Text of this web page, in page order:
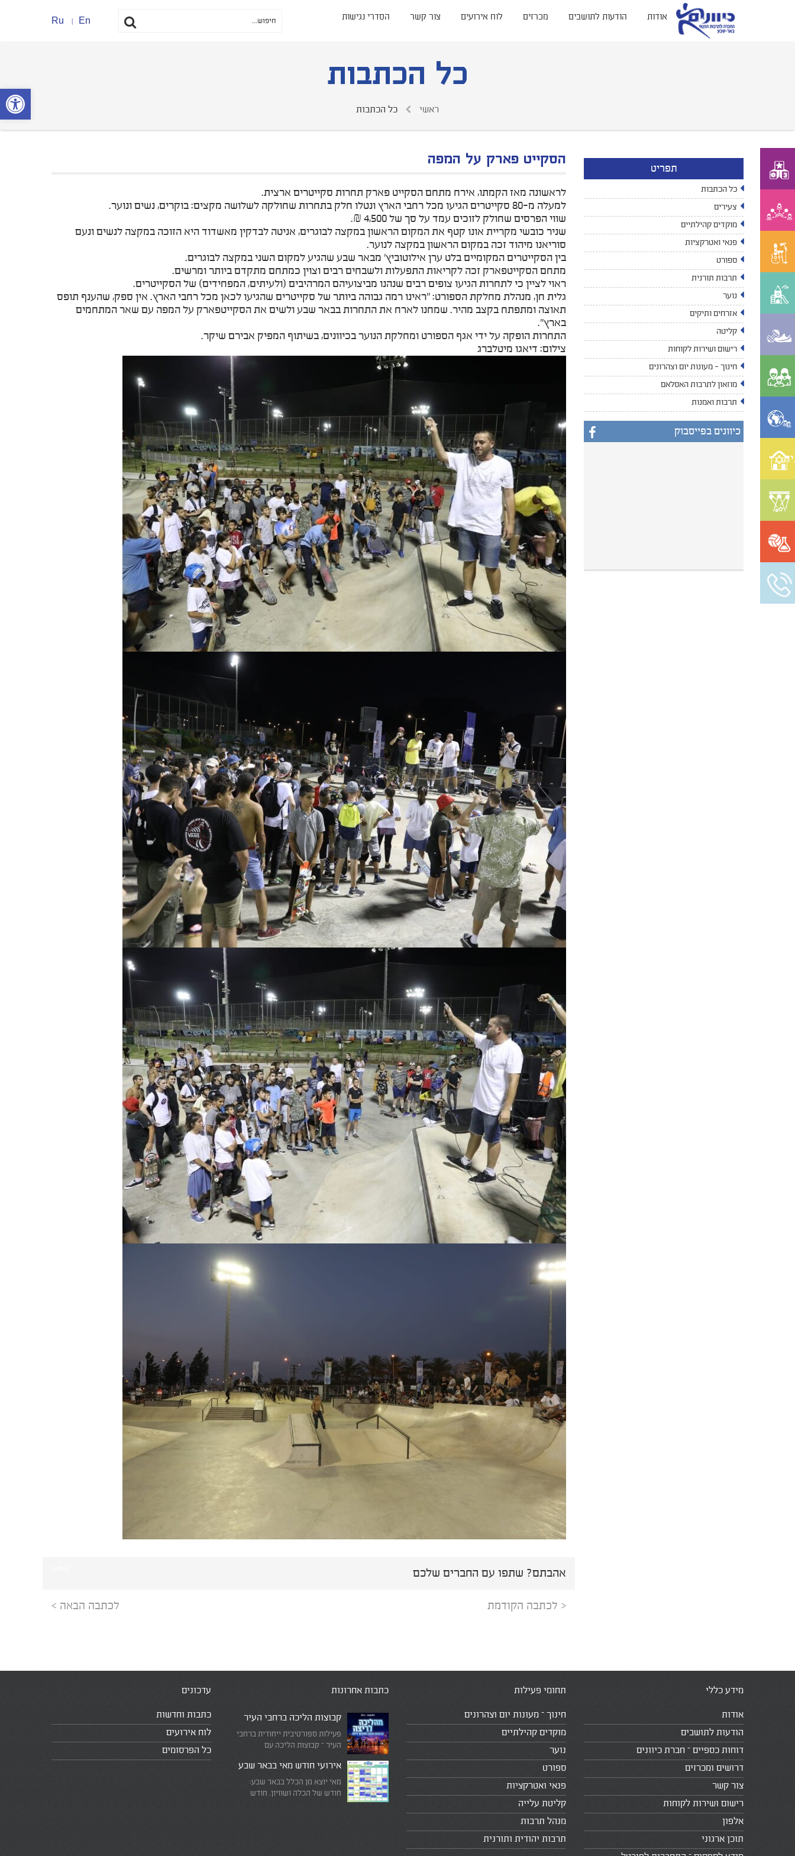
פתח סרגל
אודות הודעות לתושבים מכרזים לוח אירועים צור קשר הסדרי נגישות En
Ru
כל הכתבות
ראשי כל הכתבות
תפריט
כל הכתבות
צעירים
מוקדים קהילתיים
פנאי ואטרקציות
ספורט
תרבות תורנית
נוער
אזרחים ותיקים
קליטה
רישום ושירות לקוחות
חינוך - מעונות יום וצהרונים
מוזאון לתרבות האסלאם
תרבות ואמנות
כיוונים בפייסבוק
הסקייט פארק על המפה
לראשונה מאז הקמתו, אירח מתחם הסקייט פארק תחרות סקייטרים ארצית.
למעלה מ-80 סקייטרים הגיעו מכל רחבי הארץ ונטלו חלק בתחרות שחולקה לשלושה מקצים: בוקרים, נשים ונוער.
שווי הפרסים שחולק לזוכים עמד על סך של 4,500 ₪.
שניר כובשי מקריית אונו קטף את המקום הראשון במקצה לבוגרים, אניטה לבדקין מאשדוד היא הזוכה במקצה לנשים ונעם
סוריאנו מיהוד זכה במקום הראשון במקצה לנוער.
בין הסקייטרים המקומיים בלט ערן אילוטוביץ' מבאר שבע שהגיע למקום השני במקצה לבוגרים.
מתחם הסקייטפארק זכה לקריאות התפעלות ולשבחים רבים וצוין כמתחם מתקדם ביותר ומרשים.
ראוי לציין כי לתחרות הגיעו צופים רבים שנהנו מביצועיהם המרהיבים (ולעיתים, המפחידים) של הסקייטרים.
גלית חן, מנהלת מחלקת הספורט: "ראינו רמה גבוהה ביותר של סקייטרים שהגיעו לכאן מכל רחבי הארץ. אין ספק, שהענף תופס
תאוצה ומתפתח בקצב מהיר. שמחנו לארח את התחרות בבאר שבע ולשים את הסקייטפארק על המפה עם שאר המתחמים
בארץ".
התחרות הופקה על ידי אגף הספורט ומחלקת הנוער בכיוונים, בשיתוף המפיק אבירם שיקר.
צילום: דיאגו מיטלברג
אהבתם? שתפו עם החברים שלכם
< לכתבה הקודמת לכתבה הבאה >
מידע כללי
אודות
הודעות לתושבים
דוחות כספיים – חברת כיוונים
דרושים ומכרזים
צור קשר
רישום ושירות לקוחות
אלפון
תוכן ארגוני
תחומי פעילות
חינוך – מעונות יום וצהרונים
מוקדים קהילתיים
נוער
ספורט
פנאי ואטרקציות
קליטת עלייה
מנהל תרבות
תרבות יהודית ותורנית
כתבות אחרונות
קבוצות הליכה ברחבי העיר
פעילות ספורטיבית ייחודית ברחבי
העיר – קבוצות הליכה עם
אירועי חודש מאי בבאר שבע
מאי יוצא מן הכלל בבאר שבע:
חודש של הכלה ושוויון. חודש
עדכונים
כתבות וחדשות
לוח אירועים
כל הפרסומים